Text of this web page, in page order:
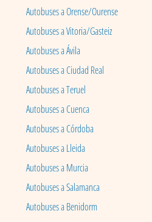
Autobuses a Orense/Ourense
Autobuses a Vitoria/Gasteiz
Autobuses a Ávila
Autobuses a Ciudad Real
Autobuses a Teruel
Autobuses a Cuenca
Autobuses a Córdoba
Autobuses a Lleida
Autobuses a Murcia
Autobuses a Salamanca
Autobuses a Benidorm